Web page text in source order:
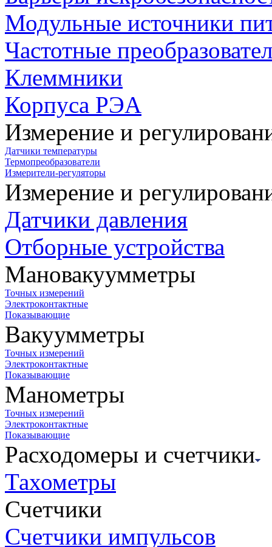
Модульные источники
Частотные
Клеммники
Корпуса РЭА
Измерение и
Датчики температуры
Термопреобразователи
Измерители-регуляторы
Измерение и
Датчики давления
Отборные устройства
Мановакуумметры
Точных измерений
Электроконтактные
Показывающие
Вакуумметры
Точных измерений
Электроконтактные
Показывающие
Манометры
Точных измерений
Электроконтактные
Показывающие
Расходомеры и счетчики
Тахометры
Счетчики
Счетчики импульсов